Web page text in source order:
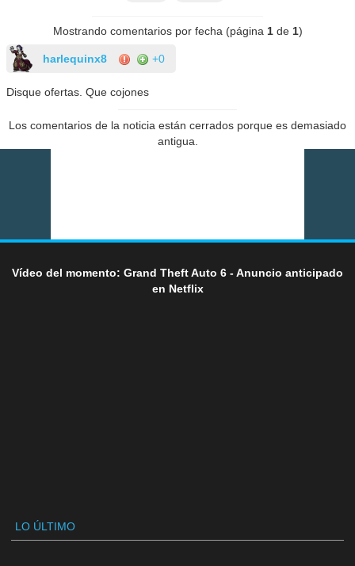
Mostrando comentarios por fecha (página 1de 1)
harlequinx8 +0
Disque ofertas. Que cojones
Los comentarios de la noticia están cerrados porque es demasiado
antigua.
Vídeo del momento: Grand Theft Auto 6 - Anuncio anticipado
en Netflix
LO ÚLTIMO